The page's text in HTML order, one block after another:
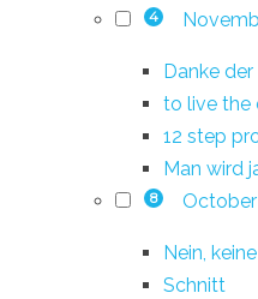
4
Danke
to live the
12 step
Man wird
8
Nein,
Schnitt